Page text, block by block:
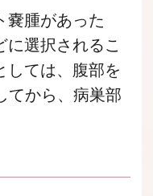
嚢腫があった
に選択されるこ
しては、腹部を
てから、病巣部